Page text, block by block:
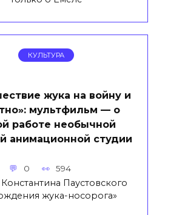
КУЛЬТУРА
жука на войну и
мультфильм — о
работе необычной
анимационной студии
0 594
Паустовского
жука-носорога»